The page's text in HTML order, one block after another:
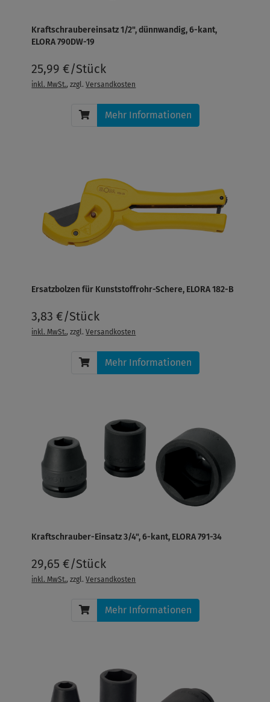
Kraftschraubereinsatz 1/2", dünnwandig, 6-kant,
ELORA 790DW-19
25,99 €/Stück
inkl. MwSt., zzgl.Versandkosten
Mehr Informationen
Ersatzbolzen für Kunststoffrohr-Schere, ELORA 182-B
3,83 €/Stück
inkl. MwSt., zzgl.Versandkosten
Mehr Informationen
Kraftschrauber-Einsatz 3/4", 6-kant, ELORA 791-34
29,65 €/Stück
inkl. MwSt., zzgl.Versandkosten
Mehr Informationen